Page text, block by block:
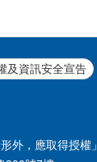
及資訊安全宣告
外，應取得授權」